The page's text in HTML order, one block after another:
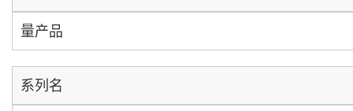
量产品
系列名